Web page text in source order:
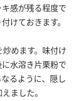
感が残る程度で
けておきます。
めます。味付け
水溶き片栗粉で
るように、隠し
ました。